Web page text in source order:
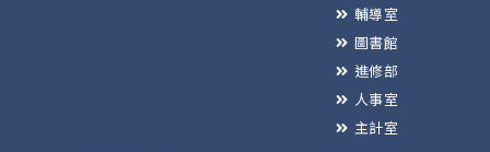
輔導室
圖書館
進修部
人事室
主計室